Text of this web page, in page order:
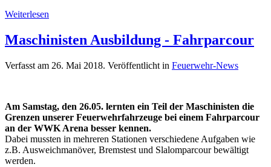
Weiterlesen
Maschinisten Ausbildung - Fahrparcour
Verfasst am 26. Mai 2018. Veröffentlicht in Feuerwehr-News
Am Samstag, den 26.05. lernten ein Teil der Maschinisten die
Grenzen unserer Feuerwehrfahrzeuge bei einem Fahrparcour
an der WWK Arena besser kennen.
Dabei mussten in mehreren Stationen verschiedene Aufgaben wie
z.B. Ausweichmanöver, Bremstest und Slalomparcour bewältigt
werden.